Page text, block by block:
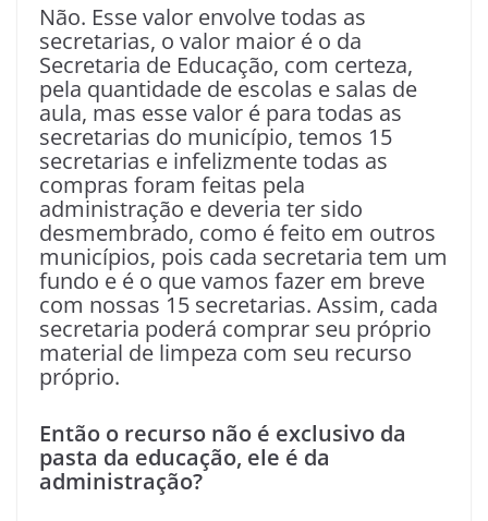
Não. Esse valor envolve todas as
secretarias, o valor maior é o da
Secretaria de Educação, com certeza,
pela quantidade de escolas e salas de
aula, mas esse valor é para todas as
secretarias do município, temos 15
secretarias e infelizmente todas as
compras foram feitas pela
administração e deveria ter sido
desmembrado, como é feito em outros
municípios, pois cada secretaria tem um
fundo e é o que vamos fazer em breve
com nossas 15 secretarias. Assim, cada
secretaria poderá comprar seu próprio
material de limpeza com seu recurso
próprio.
Então o recurso não é exclusivo da
pasta da educação, ele é da
administração?